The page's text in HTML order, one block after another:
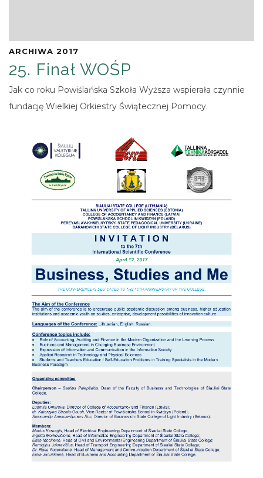
ARCHIWA 2017
25. Finał WOŚP
Jak co roku Powiślańska Szkoła Wyższa wspierała czynnie
fundację Wielkiej Orkiestry Świątecznej Pomocy.